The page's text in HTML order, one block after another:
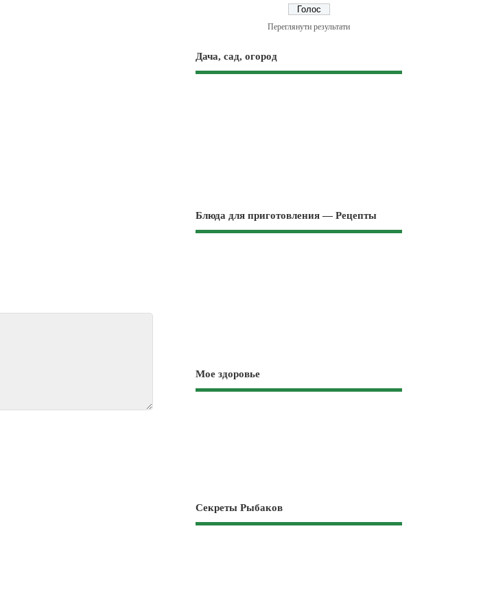
Переглянути результати
Дача, сад, огород
Блюда для приготовления — Рецепты
Мое здоровье
Секреты Рыбаков